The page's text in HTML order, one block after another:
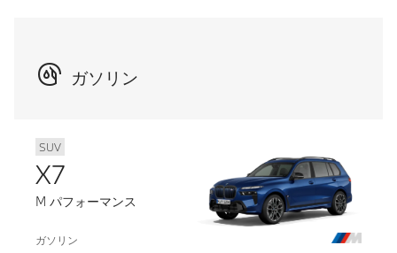
ガソリン
SUV
X7
M パフォーマンス
ガソリン